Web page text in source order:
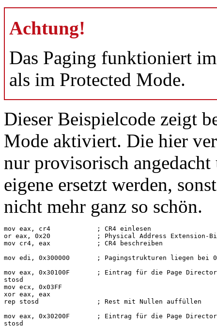
Achtung!
Das Paging funktioniert
als im Protected Mode.
Dieser Beispielcode zeigt
Mode aktiviert. Die hier
nur provisorisch
eigene ersetzt werden,
nicht mehr ganz so schön.
mov eax, cr4            ; CR4 einlesen
or eax, 0x20            ; Physical Address Extension-
mov cr4, eax            ; CR4 beschreiben
mov edi, 0x300000       ; Pagingstrukturen liegen bei
mov eax, 0x30100F       ; Eintrag für die Page
stosd
mov ecx, 0x03FF
xor eax, eax
rep stosd               ; Rest mit Nullen auffüllen
mov eax, 0x30200F       ; Eintrag für die Page
stosd